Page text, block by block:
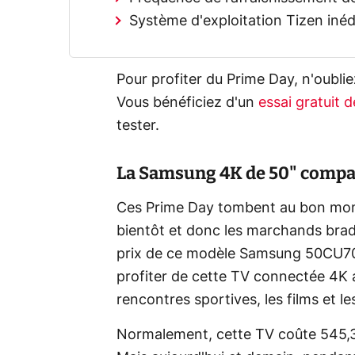
Système d'exploitation Tizen
Pour profiter du Prime Day,
Vous bénéficiez d'un essai gratuit
tester.
La Samsung 4K de 50"
Ces Prime Day tombent au bon
bientôt et donc les marchands
prix de ce modèle Samsung
profiter de cette TV connectée 4K
rencontres sportives, les films et
Normalement, cette TV coûte